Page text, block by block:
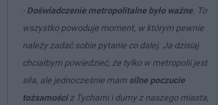
-Doświadczenie metropolitalne było ważne. To
wszystko powoduje moment, w którym pewnie
należy zadać sobie pytanie co dalej. Ja dzisiaj
chciałbym powiedzieć, że tylko w metropolii jest
siła, ale jednocześnie mam silne poczucie
tożsamościz Tychami i dumy z naszego miasta,